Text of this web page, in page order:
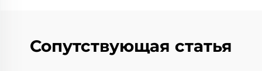
Сопутствующая статья